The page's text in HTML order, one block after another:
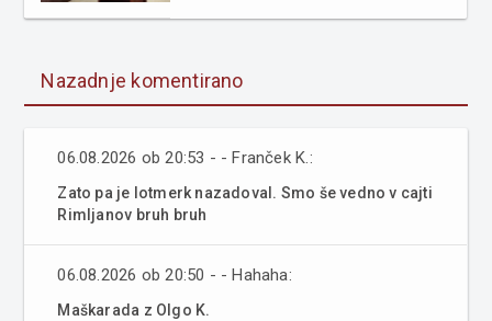
Nazadnje komentirano
06.08.2026 ob 20:53 - - Franček K.:
Zato pa je lotmerk nazadoval. Smo še vedno v cajti
Rimljanov bruh bruh
06.08.2026 ob 20:50 - - Hahaha:
Maškarada z Olgo K.